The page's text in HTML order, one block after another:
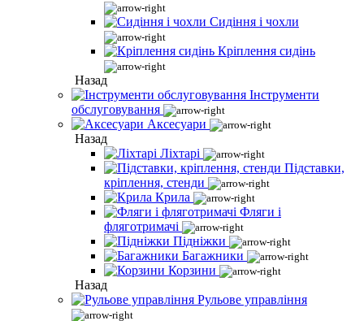
Сидіння і чохли
Кріплення сидінь
Назад
Інструменти
обслуговування
Аксесуари
Назад
Ліхтарі
Підставки,
кріплення, стенди
Крила
Фляги і
фляготримачі
Підніжки
Багажники
Корзини
Назад
Рульове управління